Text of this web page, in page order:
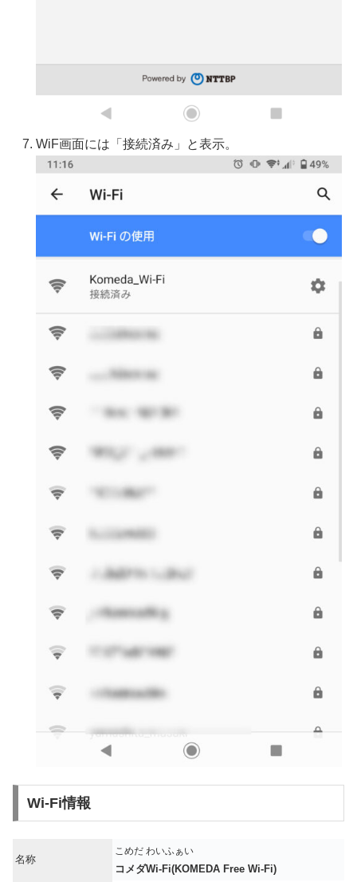
WiF画面には「接続済み」と表示。
Wi-Fi情報
名称
こめだ わいふぁい
コメダWi-Fi(KOMEDA Free Wi-Fi)